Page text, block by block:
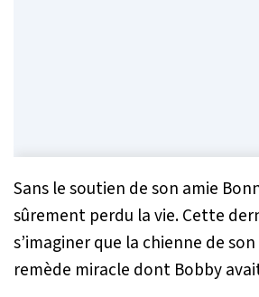
Sans le soutien de son amie
sûrement perdu la vie. Cette
s’imaginer que la chienne de
remède miracle dont Bobby